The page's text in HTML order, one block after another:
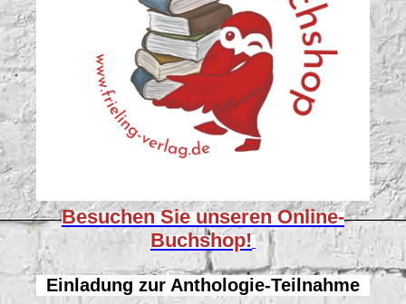
Besuchen Sie unserenOnline-
Buchshop!
Einladung zur Anthologie-Teilnahme